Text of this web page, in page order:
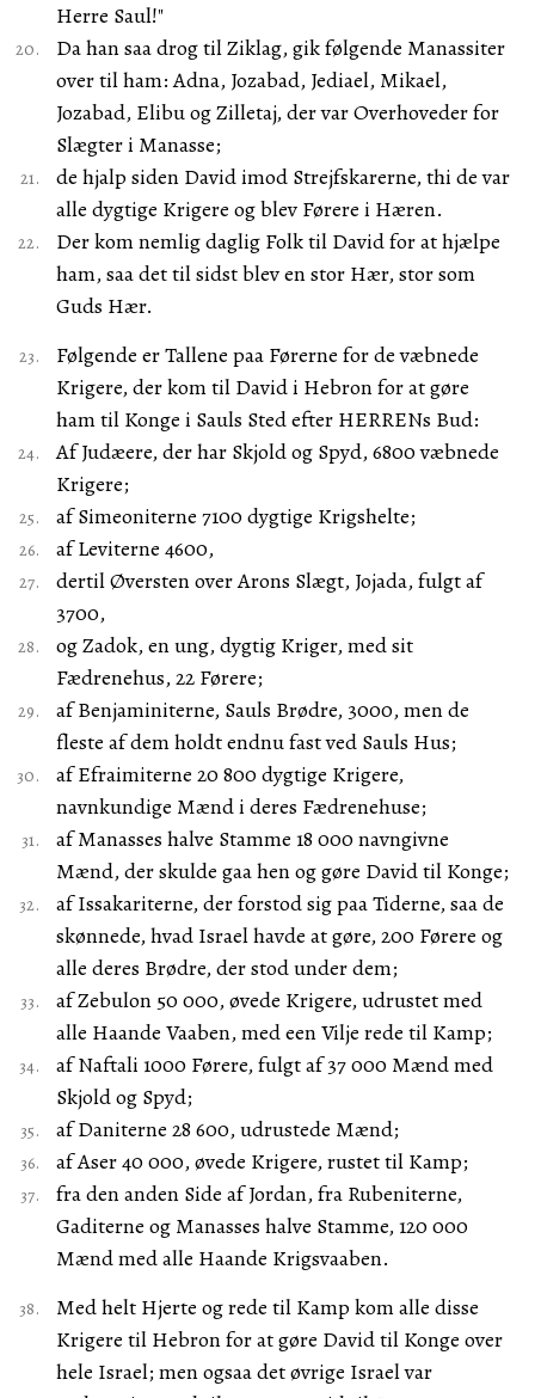
Herre Saul!"
Da han saa drog til Ziklag, gik følgende Manassiter
over til ham: Adna, Jozabad, Jediael, Mikael,
Jozabad, Elibu og Zilletaj, der var Overhoveder for
Slægter i Manasse;
de hjalp siden David imod Strejfskarerne, thi de var
alle dygtige Krigere og blev Førere i Hæren.
Der kom nemlig daglig Folk til David for at hjælpe
ham, saa det til sidst blev en stor Hær, stor som
Guds Hær.
Følgende er Tallene paa Førerne for de væbnede
Krigere, der kom til David i Hebron for at gøre
ham til Konge i Sauls Sted efter HERRENs Bud:
Af Judæere, der har Skjold og Spyd, 6800 væbnede
Krigere;
af Simeoniterne 7100 dygtige Krigshelte;
af Leviterne 4600,
dertil Øversten over Arons Slægt, Jojada, fulgt af
3700,
og Zadok, en ung, dygtig Kriger, med sit
Fædrenehus, 22 Førere;
af Benjaminiterne, Sauls Brødre, 3000, men de
fleste af dem holdt endnu fast ved Sauls Hus;
af Efraimiterne 20 800 dygtige Krigere,
navnkundige Mænd i deres Fædrenehuse;
af Manasses halve Stamme 18 000 navngivne
Mænd, der skulde gaa hen og gøre David til Konge;
af Issakariterne, der forstod sig paa Tiderne, saa de
skønnede, hvad Israel havde at gøre, 200 Førere og
alle deres Brødre, der stod under dem;
af Zebulon 50 000, øvede Krigere, udrustet med
alle Haande Vaaben, med een Vilje rede til Kamp;
af Naftali 1000 Førere, fulgt af 37 000 Mænd med
Skjold og Spyd;
af Daniterne 28 600, udrustede Mænd;
af Aser 40 000, øvede Krigere, rustet til Kamp;
fra den anden Side af Jordan, fra Rubeniterne,
Gaditerne og Manasses halve Stamme, 120 000
Mænd med alle Haande Krigsvaaben.
Med helt Hjerte og rede til Kamp kom alle disse
Krigere til Hebron for at gøre David til Konge over
hele Israel; men ogsaa det øvrige Israel var